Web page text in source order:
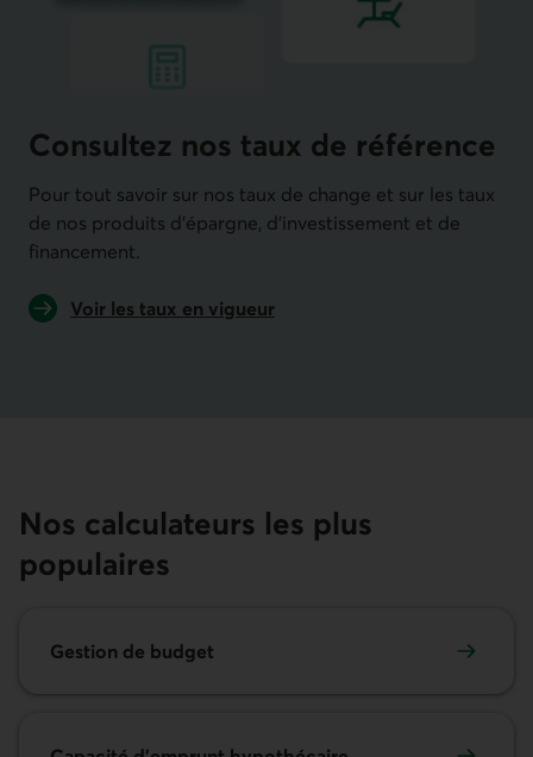
Consultez nos taux de référence
Pour tout savoir sur nos taux de change et sur les taux
de nos produits d’épargne, d’investissement et de
financement.
Voir les taux en vigueur
Nos calculateurs les plus
populaires
Gestion de budget